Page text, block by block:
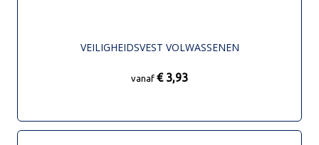
VEILIGHEIDSVEST VOLWASSENEN
vanaf € 3,93